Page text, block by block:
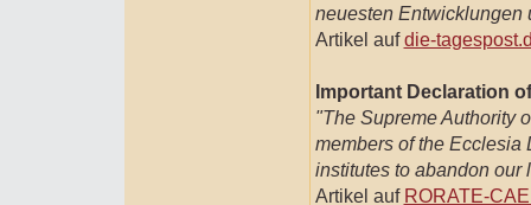
neuesten Entwicklungen
Artikel aufdie-
Important Declaration
"The Supreme Authority
members of the Ecclesia
institutes to abandon our
Artikel auf RORATE-